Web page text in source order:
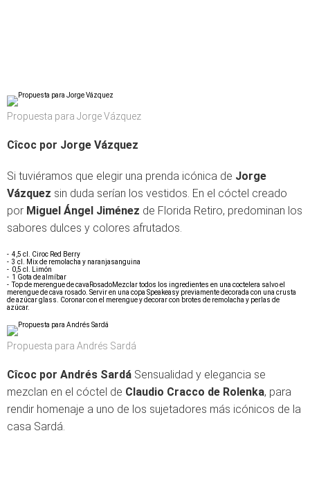
Propuesta para Jorge Vázquez
Cîcoc por Jorge Vázquez
Si tuviéramos que elegir una prenda icónica de Jorge
Vázquez sin duda serían los vestidos. En el cóctel creado
por Miguel Ángel Jiménez de Florida Retiro, predominan los
sabores dulces y colores afrutados.
- 4,5 cl. Ciroc Red Berry
- 3 cl. Mix de remolacha y naranjasanguina
- 0,5 cl. Limón
- 1 Gota de almíbar
- Top de merengue de cavaRosadoMezclar todos los ingredientes en una coctelera salvo el
merengue de cava rosado. Servir en una copa Speakeasy previamente decorada con una crusta
de azúcar glass. Coronar con el merengue y decorar con brotes de remolacha y perlas de
azúcar.
Propuesta para Andrés Sardá
Cîcoc por Andrés Sardá Sensualidad y elegancia se
mezclan en el cóctel de Claudio Cracco de Rolenka, para
rendir homenaje a uno de los sujetadores más icónicos de la
casa Sardá.